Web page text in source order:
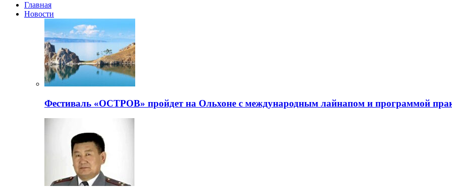
Главная
Новости
Фестиваль «ОСТРОВ» пройдет на Ольхоне с международным лайнапом и программой